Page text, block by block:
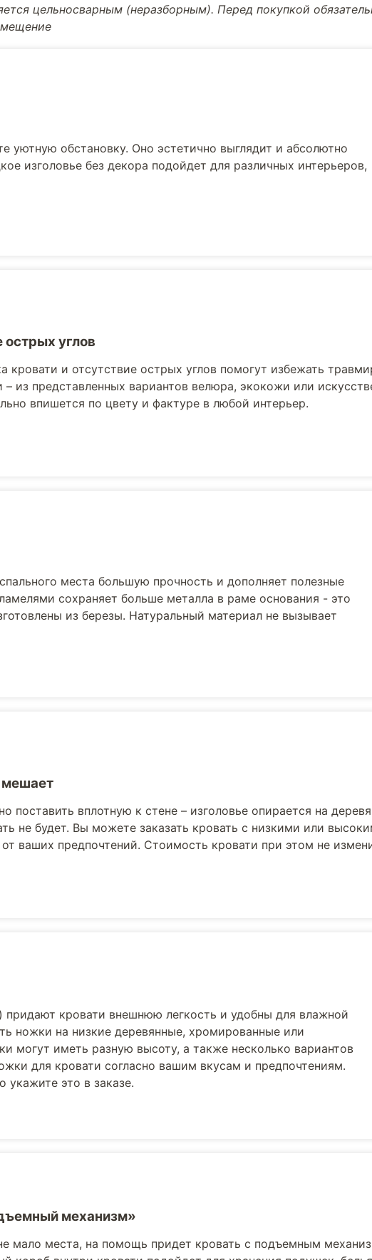
цельносварным (неразборным). Перед покупкой
уютную обстановку. Оно эстетично выглядит и абсолютно
изголовье без декора подойдет для различных интерьеров,
острых углов
кровати и отсутствие острых углов помогут избежать
– из представленных вариантов велюра, экокожи или
впишется по цвету и фактуре в любой интерьер.
места большую прочность и дополняет полезные
сохраняет больше металла в раме основания - это
из березы. Натуральный материал не вызывает
мешает
поставить вплотную к стене – изголовье опирается на
не будет. Вы можете заказать кровать с низкими или
ваших предпочтений. Стоимость кровати при этом не
кровати внешнюю легкость и удобны для влажной
ножки на низкие деревянные, хромированные или
могут иметь разную высоту, а также несколько вариантов
для кровати согласно вашим вкусам и предпочтениям.
укажите это в заказе.
механизм»
мало места, на помощь придет кровать с подъемным